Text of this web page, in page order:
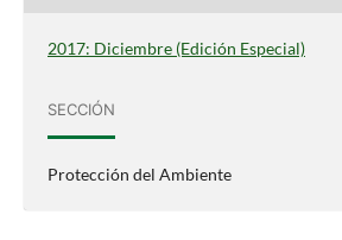
2017: Diciembre (Edición Especial)
SECCIÓN
Protección del Ambiente